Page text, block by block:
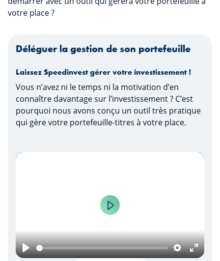
votre place ?
Déléguer la gestion de son portefeuille
Laissez Speedinvest gérer votre investissement !
Vous n’avez ni le temps ni la motivation d’en
connaître davantage sur l’investissement ? C’est
pourquoi nous avons conçu un outil très pratique
qui gère votre portefeuille-titres à votre place.
Play Settings
Enter
Play